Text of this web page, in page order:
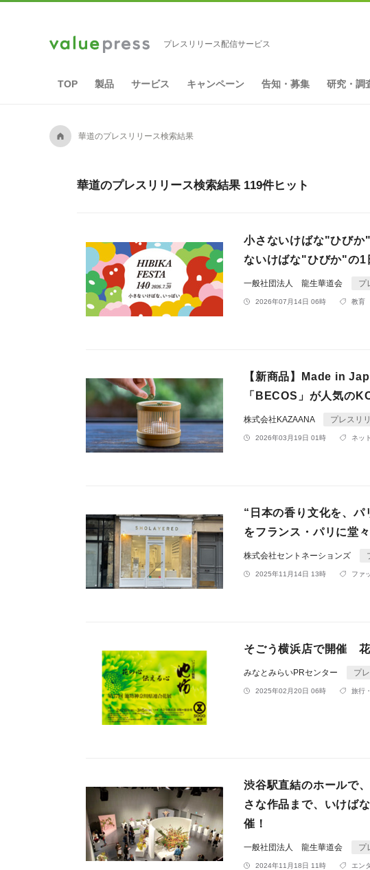
プレスリリース配信サービス
TOP 製品 サービス キャンペーン 告知・募集 研究・調
A 華道のプレスリリース検索結果
華道のプレスリリース検索結果 119件ヒット
小さないけばな"ひび
ないけばな"ひびか"の1
一般社団法人 龍生華道会 プ
2026年07月14日 06時 教育
【新商品】Made in
「BECOS」が人気の
株式会社KAZAANA プレスリ
2026年03月19日 01時 ネッ
“日本の香り文化を、
をフランス・パリに堂
株式会社セントネーションズ
2025年11月14日 13時 ファ
そごう横浜店で開催 花
みなとみらいPRセンター プ
2025年02月20日 06時 旅行
渋谷駅直結のホールで
さな作品まで、いけば
催！
一般社団法人 龍生華道会 プ
2024年11月18日 11時 エン